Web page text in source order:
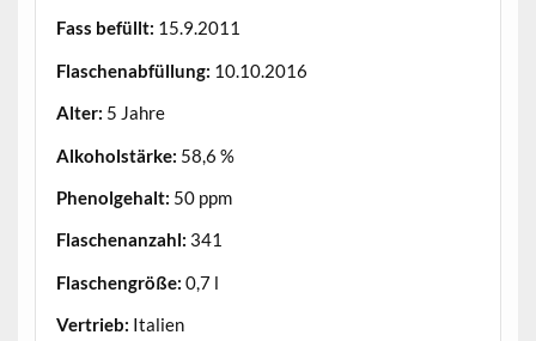
Fass befüllt: 15.9.2011
Flaschenabfüllung: 10.10.2016
Alter: 5 Jahre
Alkoholstärke: 58,6 %
Phenolgehalt: 50 ppm
Flaschenanzahl: 341
Flaschengröße: 0,7 l
Vertrieb: Italien